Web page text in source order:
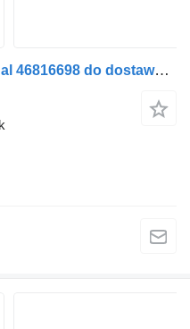
Silnik wycieraczek Fiat Original 46816698 do dostawczego Fiat DOBLO